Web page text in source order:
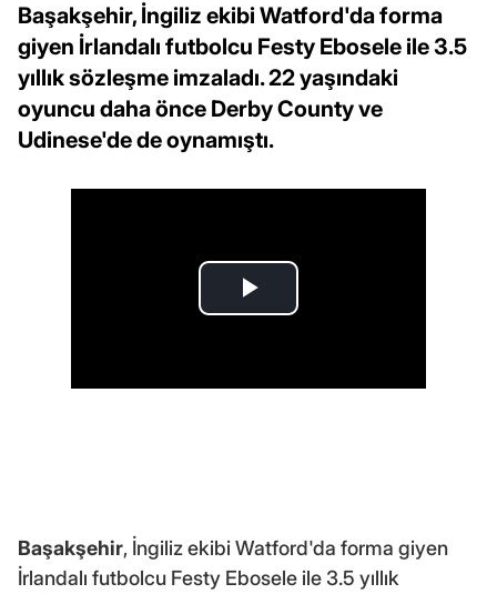
Başakşehir, İngiliz ekibi Watford'da forma
giyen İrlandalı futbolcu Festy Ebosele ile 3.5
yıllık sözleşme imzaladı. 22 yaşındaki
oyuncu daha önce Derby County ve
Udinese'de de oynamıştı.
Başakşehir, İngiliz ekibi Watford'da forma giyen
İrlandalı futbolcu Festy Ebosele ile 3.5 yıllık